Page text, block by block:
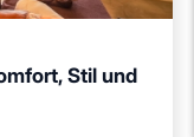
Stil und